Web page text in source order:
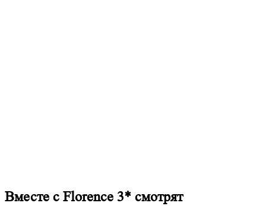
Вместе с Florence 3* смотрят